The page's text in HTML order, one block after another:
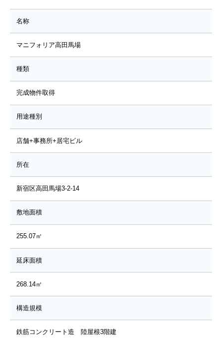
名称
マニフォリア高田馬場
種類
完成物件取得
用途種別
店舗+事務所+居宅ビル
所在
新宿区高田馬場3-2-14
敷地面積
255.07㎡
延床面積
268.14㎡
構造規模
鉄筋コンクリート造 陸屋根3階建